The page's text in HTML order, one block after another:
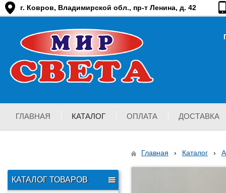
г. Ковров, Владимирской обл., пр-т Ленина, д. 42
ГЛАВНАЯ КАТАЛОГ ОПЛАТА ДОСТАВКА
КАТАЛОГ ТОВАРОВ
Главная › Каталог ›